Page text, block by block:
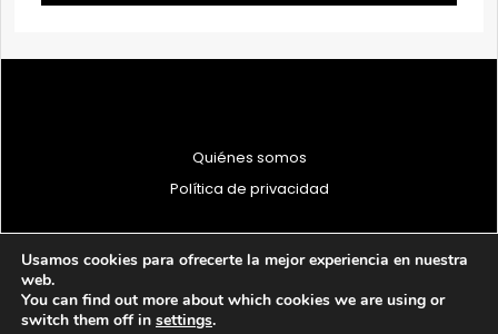
Quiénes somos
Política de privacidad
© 1997 - 2026 PRODU - Todos los derechos reservados
Usamos cookies para ofrecerte la mejor experiencia en nuestra
web.
You can find out more about which cookies we are using or
switch them off in settings.